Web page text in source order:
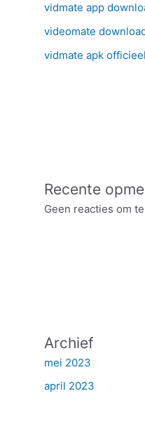
vidmate app
videomate
vidmate apk officieel
Recente
Geen reacties om
Archief
mei 2023
april 2023